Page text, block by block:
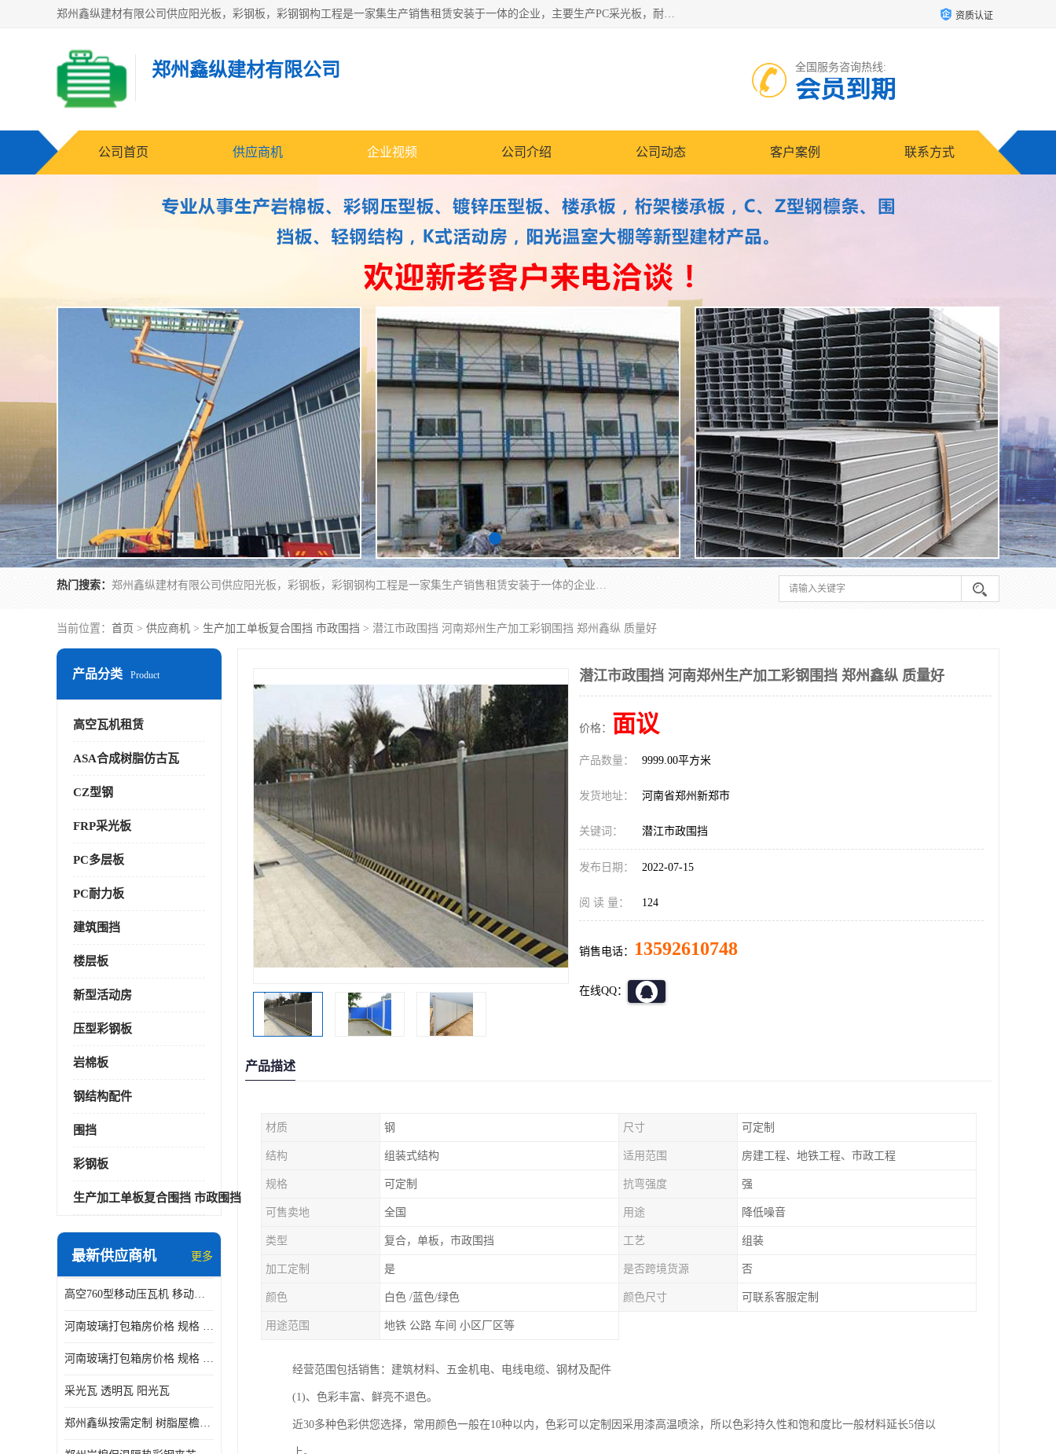
郑州鑫纵建材有限公司供应阳光板，彩钢板，彩钢钢构工程是一家集生产销售租赁安装于一体的企业，主要生产PC采光板，耐力板，仿古琉璃采光板，岩棉板、彩钢压型板、镀锌压型板、桁架楼承板，C、Z型钢檩条、围挡板、轻钢结构，阳光温室大棚等新型建材产品。公司旗下有多台移动式高空压瓦机租赁，承接全国各地业务，专业对外租赁各种型号压瓦机。 资质认证
郑州鑫纵建材有限公司 全国服务咨询热线:
会员到期
公司首页 供应商机 企业视频 公司介绍 公司动态 客户案例 联系方式
热门搜索： 郑州鑫纵建材有限公司供应阳光板，彩钢板，彩钢钢构工程是一家集生产销售租赁安装于一体的企业，主要生产PC采光板，耐力板，仿古琉璃采光板，岩棉板、彩钢压型板、镀锌压型板、桁架楼承板，C、Z型钢檩条、围挡板、轻钢结构，阳光温室大棚等新型建材产品。公司旗下有多台移动式高空压瓦机租赁，承接全国各地业务，专业对外租赁各种型号压瓦机。
当前位置： 首页 > 供应商机 > 生产加工单板复合围挡 市政围挡 > 潜江市政围挡 河南郑州生产加工彩钢围挡 郑州鑫纵 质量好
产品分类 Product
高空瓦机租赁
ASA合成树脂仿古瓦
CZ型钢
FRP采光板
PC多层板
PC耐力板
建筑围挡
楼层板
新型活动房
压型彩钢板
岩棉板
钢结构配件
围挡
彩钢板
生产加工单板复合围挡 市政围挡
最新供应商机 更多
高空760型移动压瓦机 移动升降制瓦设备租赁选郑州鑫纵
河南玻璃打包箱房价格 规格 鑫纵建材按需定制
河南玻璃打包箱房价格 规格 鑫纵建材批发
采光瓦 透明瓦 阳光瓦
郑州鑫纵按需定制 树脂屋檐装饰塑料琉璃瓦片 中式仿古瓦的特点 价格
潜江市政围挡 河南郑州生产加工彩钢围挡 郑州鑫纵 质量好
价格： 面议
产品数量： 9999.00平方米
发货地址： 河南省郑州新郑市
关键词： 潜江市政围挡
发布日期： 2022-07-15
阅 读 量： 124
销售电话： 13592610748
在线QQ：
产品描述
材质 钢 尺寸 可定制
结构 组装式结构 适用范围 房建工程、地铁工程、市政工程
规格 可定制 抗弯强度 强
可售卖地 全国 用途 降低噪音
类型 复合，单板，市政围挡 工艺 组装
加工定制 是 是否跨境货源 否
颜色 白色 /蓝色/绿色 颜色尺寸 可联系客服定制
用途范围 地铁 公路 车间 小区厂区等
经营范围包括销售：建筑材料、五金机电、电线电缆、钢材及配件
(1)、色彩丰富、鲜亮不退色。
近30多种色彩供您选择，常用颜色一般在10种以内，色彩可以定制因采用漆高温喷涂，所以色彩持久性和饱和度比一般材料延长5倍以